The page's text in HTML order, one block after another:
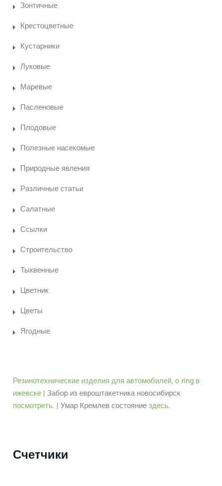
Зонтичные
Крестоцветные
Кустарники
Луковые
Маревые
Пасленовые
Плодовые
Полезные насекомые
Природные явления
Различные статьи
Салатные
Ссылки
Строительство
Тыквенные
Цветник
Цветы
Ягодные
Резинотехнические изделия для автомобилей, o ring в
ижевске| Забор из евроштакетника новосибирск
посмотреть. | Умар Кремлев состояние здесь.
Счетчики